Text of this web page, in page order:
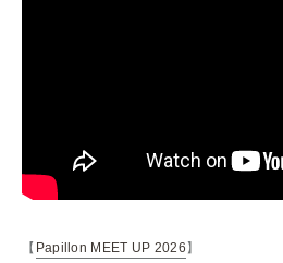
【 Papillon MEET UP 2026】